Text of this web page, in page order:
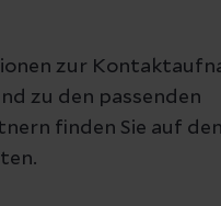
zur
zu den passenden
finden Sie auf den